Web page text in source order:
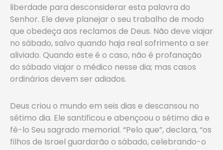
liberdade para desconsiderar esta palavra do
Senhor. Ele deve planejar o seu trabalho de modo
que obedeça aos reclamos de Deus. Não deve viajar
no sábado, salvo quando haja real sofrimento a ser
aliviado. Quando este é o caso, não é profanação
do sábado viajar o médico nesse dia; mas casos
ordinários devem ser adiados.
Deus criou o mundo em seis dias e descansou no
sétimo dia. Ele santificou e abençoou o sétimo dia e
fê-lo Seu sagrado memorial. “Pelo que”, declara, “os
filhos de Israel guardarão o sábado, celebrando-o